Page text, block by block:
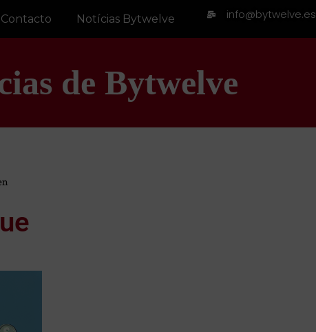
Contacto Notícias Bytwelve info@bytwelve.es
de Bytwelve